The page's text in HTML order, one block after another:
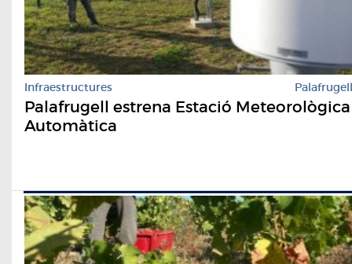
Infraestructures Palafrugell
Palafrugell estrena Estació Meteorològica
Automàtica